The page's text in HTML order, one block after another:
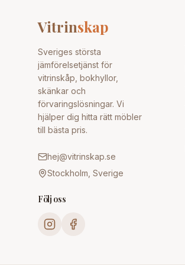
Vitrinskap
Sveriges största
jämförelsetjänst för
vitrinskåp, bokhyllor,
skänkar och
förvaringslösningar. Vi
hjälper dig hitta rätt möbler
till bästa pris.
hej@vitrinskap.se
Stockholm, Sverige
Följ oss